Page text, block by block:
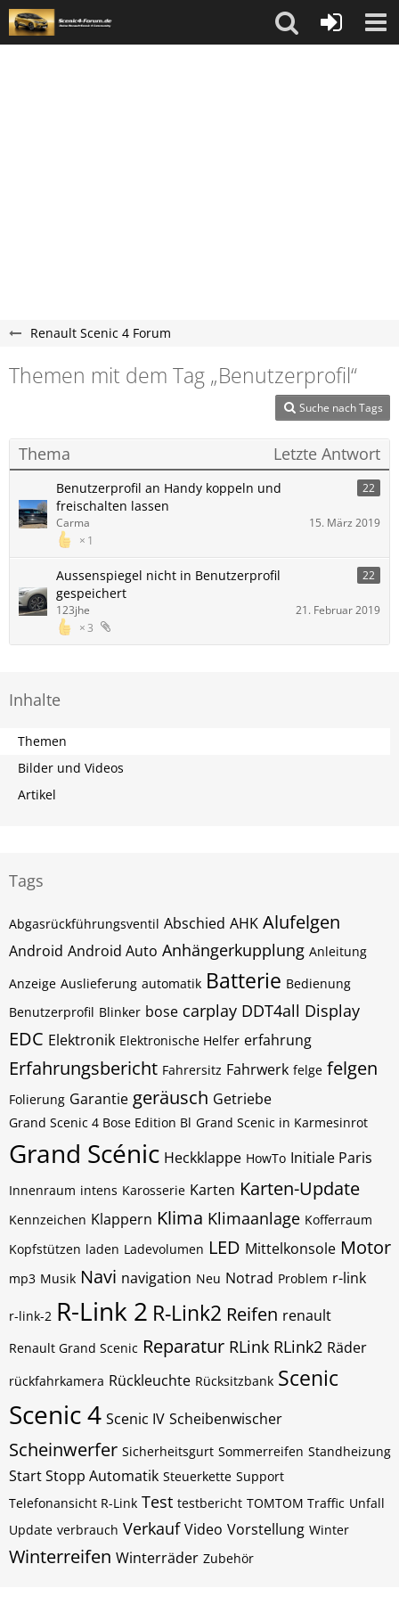
Renault Scenic 4 Forum
Themen mit dem Tag „Benutzerprofil“
Suche nach Tags
Thema Letzte Antwort
Benutzerprofil an Handy koppeln und
freischalten lassen
22
1
Carma 15. März 2019
Aussenspiegel nicht in Benutzerprofil
gespeichert
22
3
123jhe 21. Februar 2019
Inhalte
Themen
Bilder und Videos
Artikel
Tags
Abgasrückführungsventil Abschied AHK Alufelgen
Android Android Auto Anhängerkupplung Anleitung
Anzeige Auslieferung automatik Batterie Bedienung
Benutzerprofil Blinker bose carplay DDT4all Display
EDC Elektronik Elektronische Helfer erfahrung
Erfahrungsbericht Fahrersitz Fahrwerk felge felgen
Folierung Garantie geräusch Getriebe
Grand Scenic 4 Bose Edition Bl Grand Scenic in Karmesinrot
Grand Scénic Heckklappe HowTo Initiale Paris
Innenraum intens Karosserie Karten Karten-Update
Kennzeichen Klappern Klima Klimaanlage Kofferraum
Kopfstützen laden Ladevolumen LED Mittelkonsole Motor
mp3 Musik Navi navigation Neu Notrad Problem r-link
r-link-2 R-Link 2 R-Link2 Reifen renault
Renault Grand Scenic Reparatur RLink RLink2 Räder
rückfahrkamera Rückleuchte Rücksitzbank Scenic
Scenic 4 Scenic IV Scheibenwischer
Scheinwerfer Sicherheitsgurt Sommerreifen Standheizung
Start Stopp Automatik Steuerkette Support
Telefonansicht R-Link Test testbericht TOMTOM Traffic Unfall
Update verbrauch Verkauf Video Vorstellung Winter
Winterreifen Winterräder Zubehör